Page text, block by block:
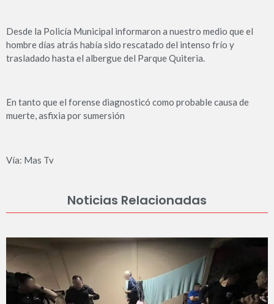
Desde la Policía Municipal informaron a nuestro medio que el
hombre días atrás había sido rescatado del intenso frío y
trasladado hasta el albergue del Parque Quiteria.
En tanto que el forense diagnosticó como probable causa de
muerte, asfixia por sumersión
Vía: Mas Tv
Noticias Relacionadas